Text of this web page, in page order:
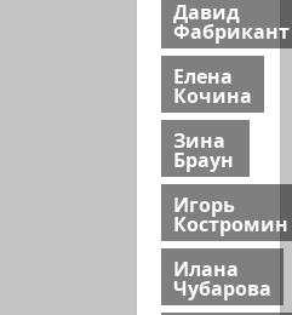
Давид
Фабрикант
Елена
Кочина
Зина
Браун
Игорь
Костромин
Илана
Чубарова